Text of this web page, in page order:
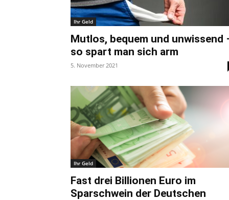
Ihr Geld
Mutlos, bequem und unwissend
so spart man sich arm
5. November 2021
Ihr Geld
Fast drei Billionen Euro im
Sparschwein der Deutschen